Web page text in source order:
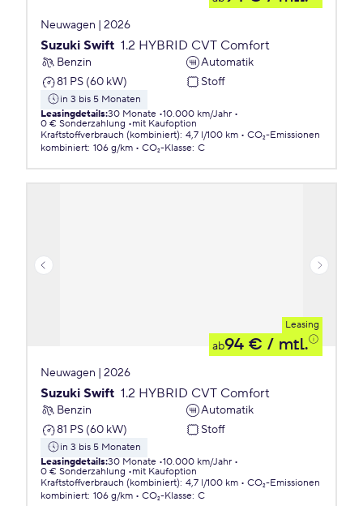
Neuwagen | 2026
Suzuki Swift 1.2 HYBRID CVT Comfort
Benzin
Automatik
81 PS (60 kW)
Stoff
in 3 bis 5 Monaten
Leasingdetails:30 Monate 10.000 km/Jahr
0 € Sonderzahlung
mit Kaufoption
Kraftstoffverbrauch (kombiniert): 4,7 l/100 km
CO₂-Emissionen
kombiniert: 106 g/km CO₂-Klasse: C
Leasing
ab94 € / mtl.
Neuwagen | 2026
Suzuki Swift 1.2 HYBRID CVT Comfort
Benzin
Automatik
81 PS (60 kW)
Stoff
in 3 bis 5 Monaten
Leasingdetails:30 Monate 10.000 km/Jahr
0 € Sonderzahlung
mit Kaufoption
Kraftstoffverbrauch (kombiniert): 4,7 l/100 km
CO₂-Emissionen
kombiniert: 106 g/km CO₂-Klasse: C